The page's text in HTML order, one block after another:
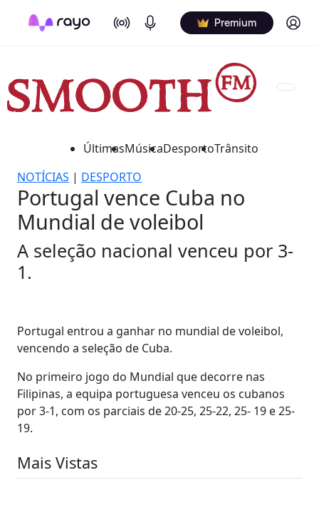
On Air Podcasts Premium Log in
ÚltimasMúsicaDesportoTrânsito
NOTÍCIAS | DESPORTO
Portugal vence Cuba no
Mundial de voleibol
A seleção nacional venceu por 3-
1.
Portugal entrou a ganhar no mundial de voleibol,
vencendo a seleção de Cuba.
No primeiro jogo do Mundial que decorre nas
Filipinas, a equipa portuguesa venceu os cubanos
por 3-1, com os parciais de 20-25, 25-22, 25- 19 e 25-
19.
Mais Vistas